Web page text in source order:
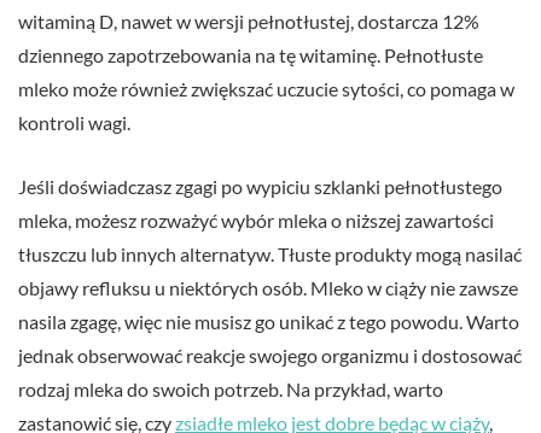
witaminą D, nawet w wersji pełnotłustej, dostarcza 12%
dziennego zapotrzebowania na tę witaminę. Pełnotłuste
mleko może również zwiększać uczucie sytości, co pomaga w
kontroli wagi.
Jeśli doświadczasz zgagi po wypiciu szklanki pełnotłustego
mleka, możesz rozważyć wybór mleka o niższej zawartości
tłuszczu lub innych alternatyw. Tłuste produkty mogą nasilać
objawy refluksu u niektórych osób. Mleko w ciąży nie zawsze
nasila zgagę, więc nie musisz go unikać z tego powodu. Warto
jednak obserwować reakcje swojego organizmu i dostosować
rodzaj mleka do swoich potrzeb. Na przykład, warto
zastanowić się, czyzsiadłe mleko jest dobre będąc w ciąży,